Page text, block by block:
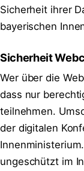
Sicherheit ihrer
bayerischen
Sicherheit
Wer über die
dass nur
teilnehmen.
der digitalen
ungeschützt im